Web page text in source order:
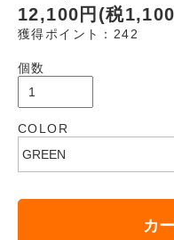
12,100円(税
獲得ポイント：242
個数
COLOR
カ